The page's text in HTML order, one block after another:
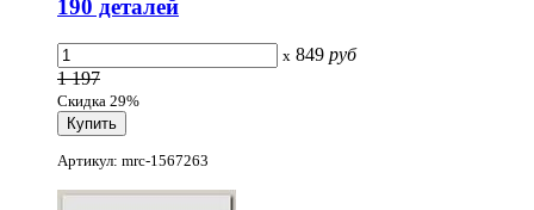
190 деталей
x 849 руб
1 197
Скидка 29%
Артикул: mrc-1567263